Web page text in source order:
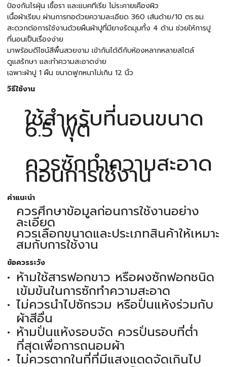
ป้องกันไรฝุ่น เชื้อรา และแบคทีเรีย ไม่ระคายเคืองผิว
เนื้อผ้าเรียบ ผ่านการทอด้วยความละเอียด 360 เส้นด้าย/10 ตร.ซม.
สะดวกต่อการใช้งานด้วยผืนผ้าปูที่มียางรัดมุมทั้ง 4 ด้าน ช่วยให้การปู
ที่นอนเป็นเรื่องง่าย
มาพร้อมดีไซน์สีพื้นสวยงาม เข้ากันได้ดีกับห้องหลากหลายสไตล์
ดูแลรักษา และทำความสะอาดง่าย
เฉพาะผ้าปู 1 ผืน ขนาดฟูกหนาไม่เกิน 12 นิ้ว
วิธีใช้งาน
ใช้สำหรับที่นอนขนาด
6.5 ฟุต
ควรซักทำความสะอาด
ก่อนการใช้งาน
คำแนะนำ
ควรศึกษาข้อมูลก่อนการใช้งานอย่าง
ละเอียด
ควรเลือกขนาดและประเภทสินค้าให้เหมาะ
สมกับการใช้งาน
ข้อควรระวัง
ห้ามใช้สารฟอกขาว หรือผงซักฟอกชนิด
เข้มข้นในการซักทำความสะอาด
ไม่ควรนำไปซักรวม หรือปั่นแห้งร่วมกับ
ผ้าสีอื่น
ห้ามปั่นแห้งรอบจัด ควรปั่นรอบที่ต่ำ
ที่สุดเพื่อการถนอมผ้า
ไม่ควรตากในที่ที่มีแสงแดดจัดเกินไป